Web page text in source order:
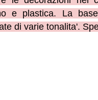
e plastica. La
di varie tonalita'.